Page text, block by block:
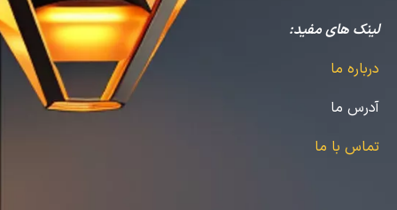
لینک های مفید:
درباره ما
آدرس ما
تماس با ما